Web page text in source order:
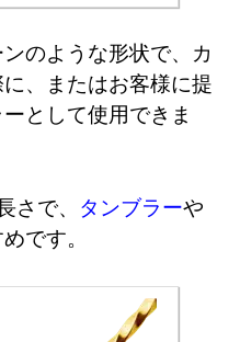
のような形状で、カ
、またはお客様に提
として使用できま
で、 タンブラーや
です。